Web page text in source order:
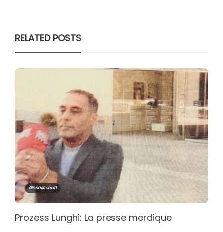
RELATED POSTS
Gesellschaft
Prozess Lunghi: La presse merdique